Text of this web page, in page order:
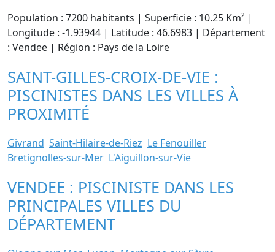
Population : 7200 habitants | Superficie : 10.25 Km² |
Longitude : -1.93944 | Latitude : 46.6983 | Département
: Vendee | Région : Pays de la Loire
SAINT-GILLES-CROIX-DE-VIE :
PISCINISTES DANS LES VILLES À
PROXIMITÉ
Givrand Saint-Hilaire-de-Riez Le Fenouiller
Bretignolles-sur-Mer L'Aiguillon-sur-Vie
VENDEE : PISCINISTE DANS LES
PRINCIPALES VILLES DU
DÉPARTEMENT